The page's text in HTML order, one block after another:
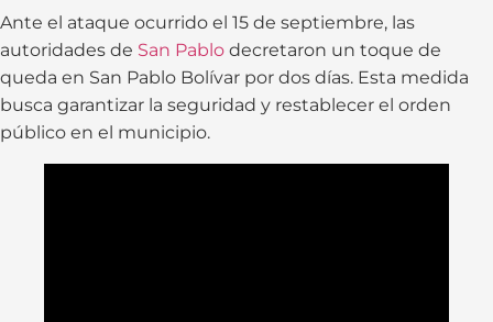
Ante el ataque ocurrido el 15 de septiembre, las
autoridades de San Pablo decretaron un toque de
queda en San Pablo Bolívar por dos días. Esta medida
busca garantizar la seguridad y restablecer el orden
público en el municipio.